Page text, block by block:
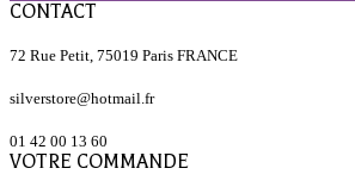
CONTACT
72 Rue Petit, 75019 Paris FRANCE
silverstore@hotmail.fr
01 42 00 13 60
VOTRE COMMANDE